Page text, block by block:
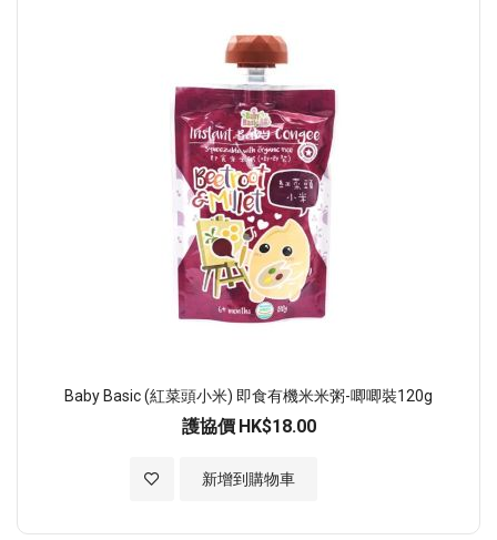
Baby Basic (紅菜頭小米) 即食有機米米粥-唧唧裝120g
護協價 HK$18.00
新增到購物車
加入至願望清單